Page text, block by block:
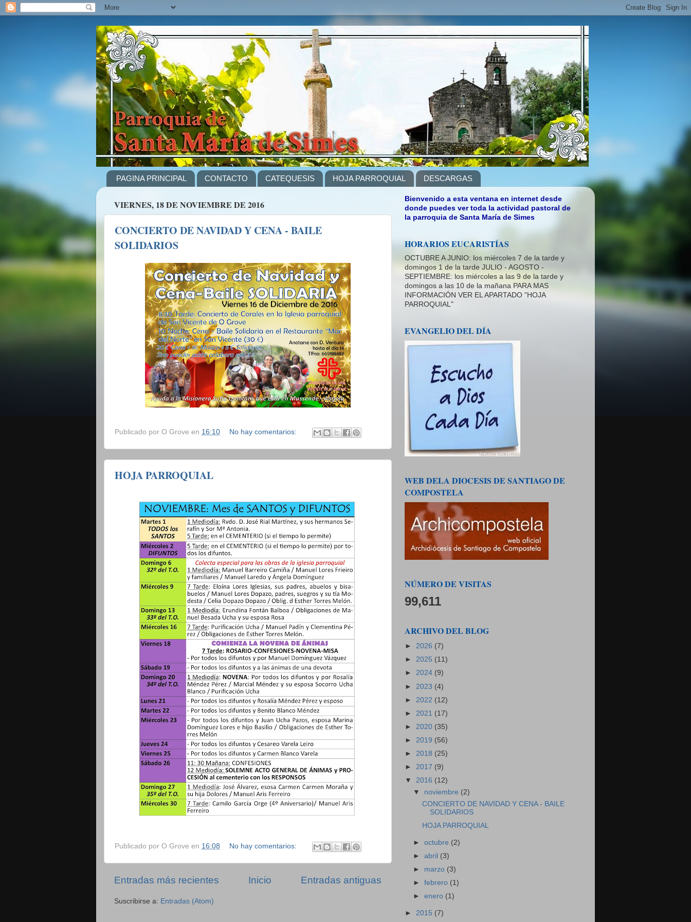
PAGINA PRINCIPAL CONTACTO CATEQUESIS HOJA PARROQUIAL DESCARGAS
VIERNES, 18 DE NOVIEMBRE DE 2016
CONCIERTO DE NAVIDAD Y CENA - BAILE
SOLIDARIOS
Publicado por O Grove en 16:10 No hay comentarios:
HOJA PARROQUIAL
Publicado por O Grove en 16:08 No hay comentarios:
Entradas más recientes Entradas antiguas
Inicio
Suscribirse a: Entradas (Atom)
Bienvenido a esta ventana en internet desde
donde puedes ver toda la actividad pastoral de
la parroquia de Santa María de Simes
HORARIOS EUCARISTÍAS
OCTUBRE A JUNIO: los miércoles 7 de la tarde y
domingos 1 de la tarde JULIO - AGOSTO -
SEPTIEMBRE: los miércoles a las 9 de la tarde y
domingos a las 10 de la mañana PARA MAS
INFORMACIÓN VER EL APARTADO "HOJA
PARROQUIAL"
EVANGELIO DEL DÍA
WEB DELA DIOCESIS DE SANTIAGO DE
COMPOSTELA
NÚMERO DE VISITAS
99,611
ARCHIVO DEL BLOG
► 2026 (7)
► 2025 (11)
► 2024 (9)
► 2023 (4)
► 2022 (12)
► 2021 (17)
► 2020 (35)
► 2019 (56)
► 2018 (25)
► 2017 (9)
▼ 2016 (12)
▼ noviembre (2)
CONCIERTO DE NAVIDAD Y CENA - BAILE
SOLIDARIOS
HOJA PARROQUIAL
►octubre (2)
►abril (3)
► marzo (3)
►febrero (1)
►enero (1)
► 2015 (7)